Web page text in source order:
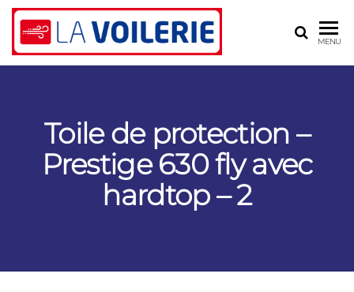
VOILERIE
ASSOCIÉS
gréement
MENU
Toile de protection –
Prestige 630 fly avec
hardtop – 2